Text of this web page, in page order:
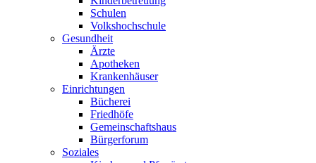
Schulen
Volkshochschule
Gesundheit
Ärzte
Apotheken
Krankenhäuser
Einrichtungen
Bücherei
Friedhöfe
Gemeinschaftshaus
Bürgerforum
Soziales